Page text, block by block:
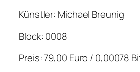
Künstler: Michael Breunig
Block: 0008
Preis: 79,00 Euro / 0,00078